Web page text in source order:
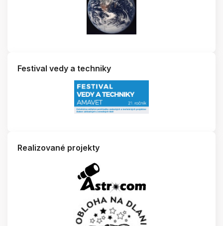
Festival vedy a techniky
Realizované projekty